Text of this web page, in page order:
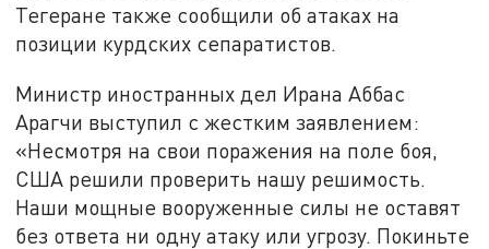
Тегеране также сообщили об атаках на
позиции курдских сепаратистов.
Министр иностранных дел Ирана Аббас
Арагчи выступил с жестким заявлением:
«Несмотря на свои поражения на поле боя,
США решили проверить нашу решимость.
Наши мощные вооруженные силы не оставят
без ответа ни одну атаку или угрозу. Покиньте